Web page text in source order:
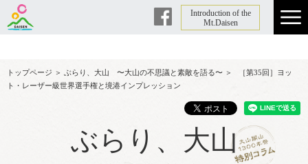
Facebook
Introduction of the
Mt.Daisen
トップページ ＞ ぶらり、大山 〜大山の不思議と素敵を語る〜 ＞
［第35回］ヨッ
ト・レーザー級世界選手権と境港インプレッション
ぶらり、大山